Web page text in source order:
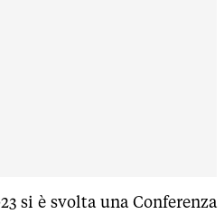
si è svolta una Conferenza